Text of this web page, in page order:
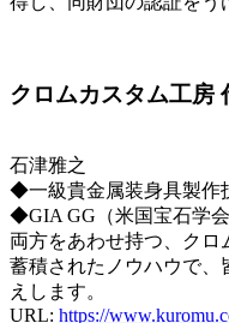
クロムカスタム工房
石津雅之
◆一級貴金属装身具製作
◆GIA GG（米国宝石学会
両方をあわせ持つ、クロ
蓄積されたノウハウで、
えします。
URL: https://